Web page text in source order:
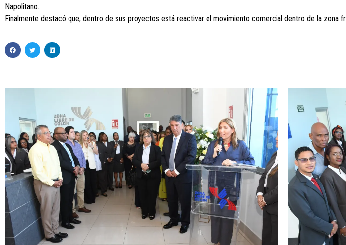
Napolitano.
Finalmente destacó que, dentro de sus proyectos está reactivar el movimiento comercial dentro de la zona